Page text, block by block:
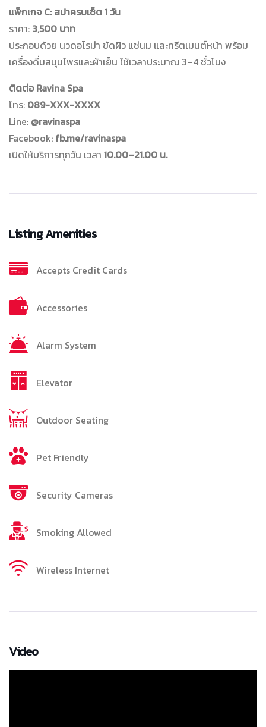
แพ็กเกจ C: สปาครบเซ็ต 1 วัน
ราคา: 3,500 บาท
ประกอบด้วย นวดอโรม่า ขัดผิว แช่นม และทรีตเมนต์หน้า พร้อม
เครื่องดื่มสมุนไพรและผ้าเย็น ใช้เวลาประมาณ 3–4 ชั่วโมง
ติดต่อ Ravina Spa
โทร: 089-XXX-XXXX
Line: @ravinaspa
Facebook: fb.me/ravinaspa
เปิดให้บริการทุกวัน เวลา 10.00–21.00 น.
Listing Amenities
Accepts Credit Cards
Accessories
Alarm System
Elevator
Outdoor Seating
Pet Friendly
Security Cameras
Smoking Allowed
Wireless Internet
Video